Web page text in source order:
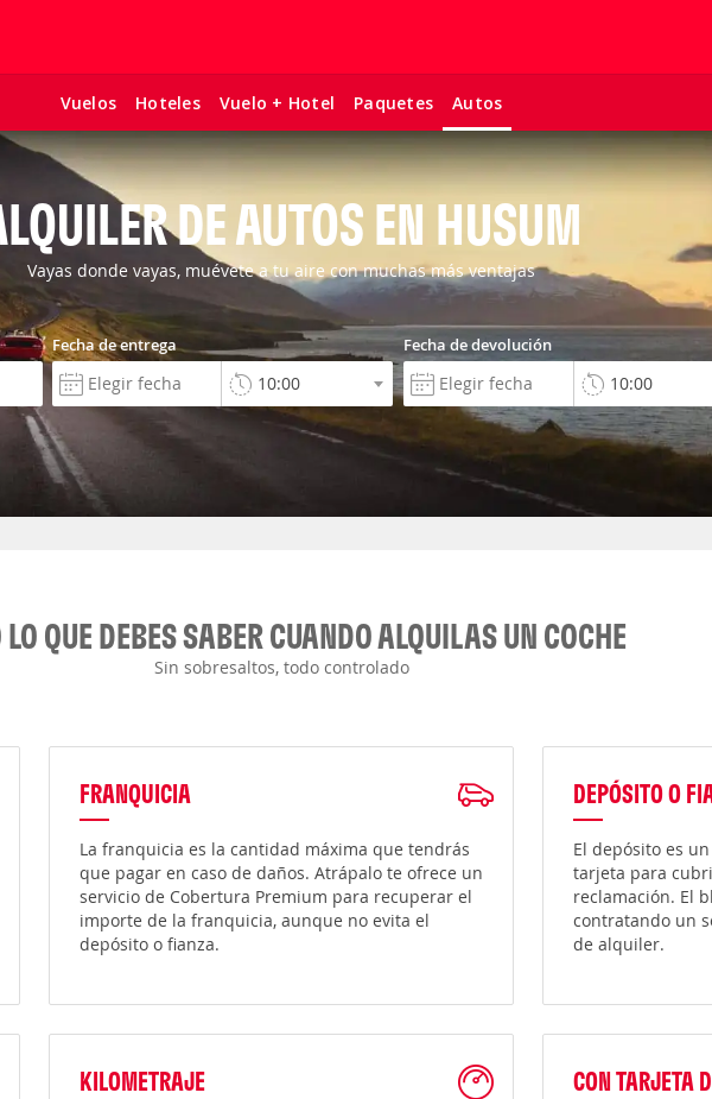
Vuelos Hoteles Vuelo + Hotel Paquetes Autos
DE AUTOS EN HUSUM
Vayas donde vayas, muévete a tu aire con muchas más ventajas
Fecha de entrega Fecha de devolución
LO QUE DEBES SABER CUANDO ALQUILAS UN COCHE
Sin sobresaltos, todo controlado
FRANQUICIA
La franquicia es la cantidad máxima que tendrás
que pagar en caso de daños. Atrápalo te ofrece un
servicio de Cobertura Premium para recuperar el
importe de la franquicia, aunque no evita el
depósito o fianza.
DEPÓSITO O
El depósito es
tarjeta para
reclamación. El
contratando un
de alquiler.
KILOMETRAJE CON TARJETA